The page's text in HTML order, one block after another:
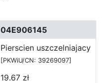
04E906145
Pierscien uszczelniajacy
[PKWiU/CN: 39269097]
19.67 zł